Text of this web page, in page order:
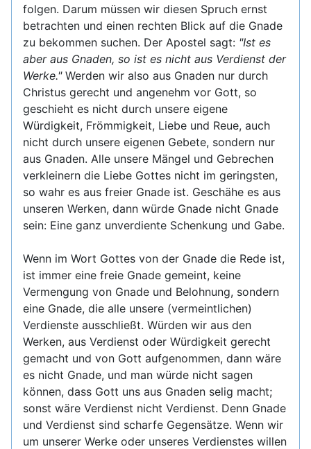
folgen. Darum müssen wir diesen Spruch ernst
betrachten und einen rechten Blick auf die Gnade
zu bekommen suchen. Der Apostel sagt: "Ist es
aber aus Gnaden, so ist es nicht aus Verdienst der
Werke."Werden wir also aus Gnaden nur durch
Christus gerecht und angenehm vor Gott, so
geschieht es nicht durch unsere eigene
Würdigkeit, Frömmigkeit, Liebe und Reue, auch
nicht durch unsere eigenen Gebete, sondern nur
aus Gnaden. Alle unsere Mängel und Gebrechen
verkleinern die Liebe Gottes nicht im geringsten,
so wahr es aus freier Gnade ist. Geschähe es aus
unseren Werken, dann würde Gnade nicht Gnade
sein: Eine ganz unverdiente Schenkung und Gabe.
Wenn im Wort Gottes von der Gnade die Rede ist,
ist immer eine freie Gnade gemeint, keine
Vermengung von Gnade und Belohnung, sondern
eine Gnade, die alle unsere (vermeintlichen)
Verdienste ausschließt. Würden wir aus den
Werken, aus Verdienst oder Würdigkeit gerecht
gemacht und von Gott aufgenommen, dann wäre
es nicht Gnade, und man würde nicht sagen
können, dass Gott uns aus Gnaden selig macht;
sonst wäre Verdienst nicht Verdienst. Denn Gnade
und Verdienst sind scharfe Gegensätze. Wenn wir
um unserer Werke oder unseres Verdienstes willen